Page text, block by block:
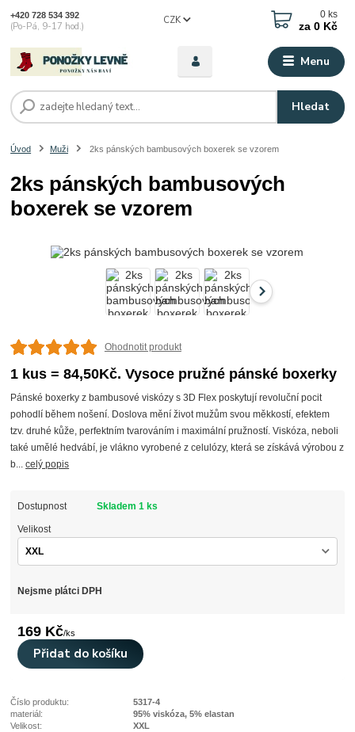
Menu
CZK
Hledat
+420 728 534 392
(Po-Pá, 9-17 hod.)
0 ks
za 0 Kč
Úvod Muži 2ks pánských bambusových boxerek se vzorem
2ks pánských bambusových
boxerek se vzorem
Ohodnotit produkt
1 kus = 84,50Kč. Vysoce pružné pánské boxerky
Pánské boxerky z bambusové viskózy s 3D Flex poskytují revoluční pocit
pohodlí během nošení. Doslova mění život mužům svou měkkostí, efektem
tzv. druhé kůže, perfektním tvarováním i maximální pružností. Viskóza, neboli
také umělé hedvábí, je vlákno vyrobené z celulózy, která se získává výrobou z
b...celý popis
Dostupnost Skladem 1 ks
Velikost
Nejsme plátci DPH
169 Kč/ks
Přidat do košíku
Číslo produktu:
5317-4
materiál:
95% viskóza, 5% elastan
Velikost:
XXL